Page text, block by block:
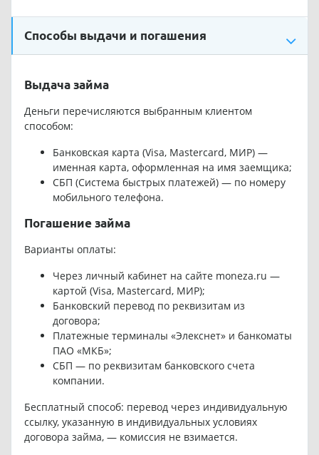
Способы выдачи и погашения
Выдача займа
Деньги перечисляются выбранным клиентом
способом:
Банковская карта (Visa, Mastercard, МИР) —
именная карта, оформленная на имя заемщика;
СБП (Система быстрых платежей) — по номеру
мобильного телефона.
Погашение займа
Варианты оплаты:
Через личный кабинет на сайте moneza.ru —
картой (Visa, Mastercard, МИР);
Банковский перевод по реквизитам из
договора;
Платежные терминалы «Элекснет» и банкоматы
ПАО «МКБ»;
СБП — по реквизитам банковского счета
компании.
Бесплатный способ: перевод через индивидуальную
ссылку, указанную в индивидуальных условиях
договора займа, — комиссия не взимается.